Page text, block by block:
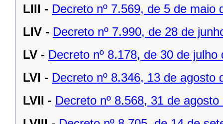
LIII - Decreto nº 7.569, de 5 de maio
LIV - Decreto nº 7.990, de 28 de
LV - Decreto nº 8.178, de 30 de julho
LVI - Decreto nº 8.346, 13 de agosto
LVII - Decreto nº 8.568, 31 de